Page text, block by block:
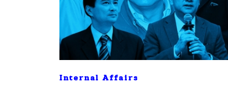
Internal Affairs